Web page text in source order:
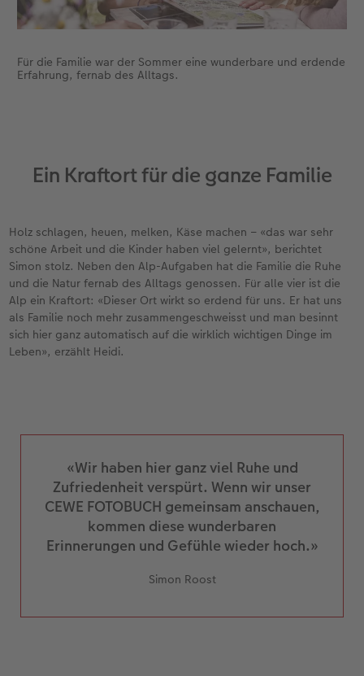
Zubehör
Zubehör
Für die Familie war der Sommer eine wunderbare und erdende
Erfahrung, fernab des Alltags.
Ein Kraftort für die ganze Familie
Holz schlagen, heuen, melken, Käse machen – «das war sehr
schöne Arbeit und die Kinder haben viel gelernt», berichtet
Simon stolz. Neben den Alp-Aufgaben hat die Familie die Ruhe
und die Natur fernab des Alltags genossen. Für alle vier ist die
Alp ein Kraftort: «Dieser Ort wirkt so erdend für uns. Er hat uns
als Familie noch mehr zusammengeschweisst und man besinnt
sich hier ganz automatisch auf die wirklich wichtigen Dinge im
Leben», erzählt Heidi.
«Wir haben hier ganz viel Ruhe und
Zufriedenheit verspürt. Wenn wir unser
CEWE FOTOBUCH gemeinsam anschauen,
kommen diese wunderbaren
Erinnerungen und Gefühle wieder hoch.»
Simon Roost